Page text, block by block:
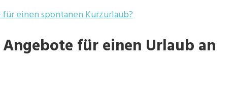
einen spontanen Kurzurlaub?
für einen Urlaub an